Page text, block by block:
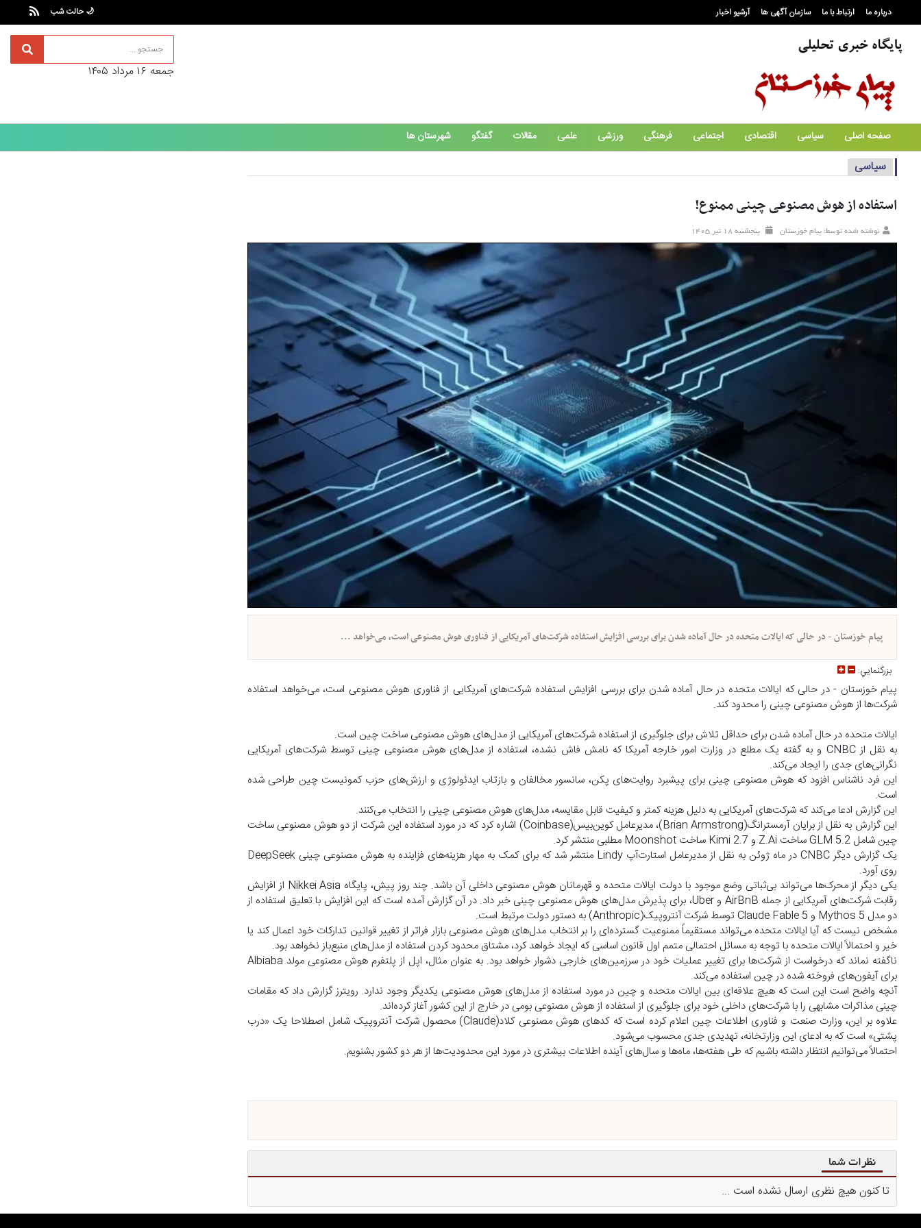
درباره ما ارتباط با ما سازمان آگهی ها آرشیو اخبار 🌙 حالت شب
جمعه ۱۶ مرداد ۱۴۰۵
صفحه اصلی سیاسی اقتصادی اجتماعی فرهنگی ورزشی علمی مقالات گفتگو شهرستان ها
سیاسی
استفاده از هوش مصنوعی چینی ممنوع!
نوشته شده توسط: پیام خوزستان پنجشنبه ۱۸ تير ۱۴۰۵
پیام خوزستان - در حالی که ایالات متحده در حال آماده شدن برای بررسی افزایش استفاده شرکت‌های آمریکایی از فناوری هوش مصنوعی است، می‌خواهد ...
بزرگنمايي:
پیام خوزستان - در حالی که ایالات متحده در حال آماده شدن برای بررسی افزایش استفاده شرکت‌های آمریکایی از فناوری هوش مصنوعی است، می‌خواهد استفاده
شرکت‌ها از هوش مصنوعی چینی را محدود کند.
ایالات متحده در حال آماده شدن برای حداقل تلاش برای جلوگیری از استفاده شرکت‌های آمریکایی از مدل‌های هوش مصنوعی ساخت چین است.
به نقل از CNBC و به گفته یک مطلع در وزارت امور خارجه آمریکا که نامش فاش نشده، استفاده از مدل‌های هوش مصنوعی چینی توسط شرکت‌های آمریکایی
نگرانی‌های جدی را ایجاد می‌کند.
این فرد ناشناس افزود که هوش مصنوعی چینی برای پیشبرد روایت‌های پکن، سانسور مخالفان و بازتاب ایدئولوژی و ارزش‌های حزب کمونیست چین طراحی شده
است.
این گزارش ادعا می‌کند که شرکت‌های آمریکایی به دلیل هزینه کمتر و کیفیت قابل مقایسه، مدل‌های هوش مصنوعی چینی را انتخاب می‌کنند.
این گزارش به نقل از برایان آرمسترانگ(Brian Armstrong)، مدیرعامل کوین‌بیس(Coinbase) اشاره کرد که در مورد استفاده این شرکت از دو هوش مصنوعی ساخت
چین شامل GLM 5.2 ساخت Z.Ai و Kimi 2.7 ساخت Moonshot مطلبی منتشر کرد.
یک گزارش دیگر CNBC در ماه ژوئن به نقل از مدیرعامل استارت‌آپ Lindy منتشر شد که برای کمک به مهار هزینه‌های فزاینده به هوش مصنوعی چینی DeepSeek
روی آورد.
یکی دیگر از محرک‌ها می‌تواند بی‌ثباتی وضع موجود با دولت ایالات متحده و قهرمانان هوش مصنوعی داخلی آن باشد. چند روز پیش، پایگاه Nikkei Asia از افزایش
رقابت شرکت‌های آمریکایی از جمله AirBnB و Uber، برای پذیرش مدل‌های هوش مصنوعی چینی خبر داد. در آن گزارش آمده است که این افزایش با تعلیق استفاده از
دو مدل Mythos 5 و Claude Fable 5 توسط شرکت آنتروپیک(Anthropic) به دستور دولت مرتبط است.
مشخص نیست که آیا ایالات متحده می‌تواند مستقیماً ممنوعیت گسترده‌ای را بر انتخاب مدل‌های هوش مصنوعی بازار فراتر از تغییر قوانین تدارکات خود اعمال کند یا
خیر و احتمالاً ایالات متحده با توجه به مسائل احتمالی متمم اول قانون اساسی که ایجاد خواهد کرد، مشتاق محدود کردن استفاده از مدل‌های منبع‌باز نخواهد بود.
ناگفته نماند که درخواست از شرکت‌ها برای تغییر عملیات خود در سرزمین‌های خارجی دشوار خواهد بود. به عنوان مثال، اپل از پلتفرم هوش مصنوعی مولد Albiaba
برای آیفون‌های فروخته شده در چین استفاده می‌کند.
آنچه واضح است این است که هیچ علاقه‌ای بین ایالات متحده و چین در مورد استفاده از مدل‌های هوش مصنوعی یکدیگر وجود ندارد. رویترز گزارش داد که مقامات
چینی مذاکرات مشابهی را با شرکت‌های داخلی خود برای جلوگیری از استفاده از هوش مصنوعی بومی در خارج از این کشور آغاز کرده‌اند.
علاوه بر این، وزارت صنعت و فناوری اطلاعات چین اعلام کرده است که کدهای هوش مصنوعی کلاد(Claude) محصول شرکت آنتروپیک شامل اصطلاحا یک «درب
پشتی» است که به ادعای این وزارتخانه، تهدیدی جدی محسوب می‌شود.
احتمالاً می‌توانیم انتظار داشته باشیم که طی هفته‌ها، ماه‌ها و سال‌های آینده اطلاعات بیشتری در مورد این محدودیت‌ها از هر دو کشور بشنویم.
نظرات شما
تا کنون هیچ نظری ارسال نشده است ...